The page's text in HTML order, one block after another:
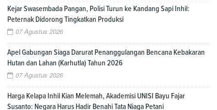
Kejar Swasembada Pangan, Polisi Turun ke Kandang Sapi Inhil:
Peternak Didorong Tingkatkan Produksi
07 Agustus 2026
Apel Gabungan Siaga Darurat Penanggulangan Bencana Kebakaran
Hutan dan Lahan (Karhutla) Tahun 2026
07 Agustus 2026
Harga Kelapa Inhil Kian Melemah, Akademisi UNISI Bayu Fajar
Susanto: Negara Harus Hadir Benahi Tata Niaga Petani